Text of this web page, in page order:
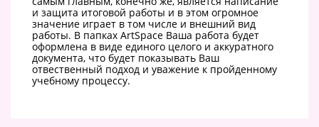
и защита итоговой работы и в этом огромное
значение играет в том числе и внешний вид
работы. В папках ArtSpace Ваша работа будет
оформлена в виде единого целого и аккуратного
документа, что будет показывать Ваш
отвественный подход и уважение к пройденному
учебному процессу.